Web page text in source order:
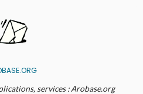
services : Arobase.org